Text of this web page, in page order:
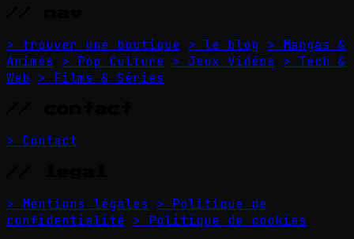
> trouver une boutique > le blog > Mangas &
Animés
> Pop Culture > Jeux Vidéos
> Tech &
Web > Films & Séries
> Contact
> Mentions légales
> Politique de
confidentialité > Politique de cookies